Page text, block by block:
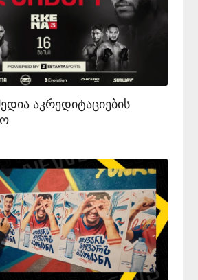
აკრედიტაციების